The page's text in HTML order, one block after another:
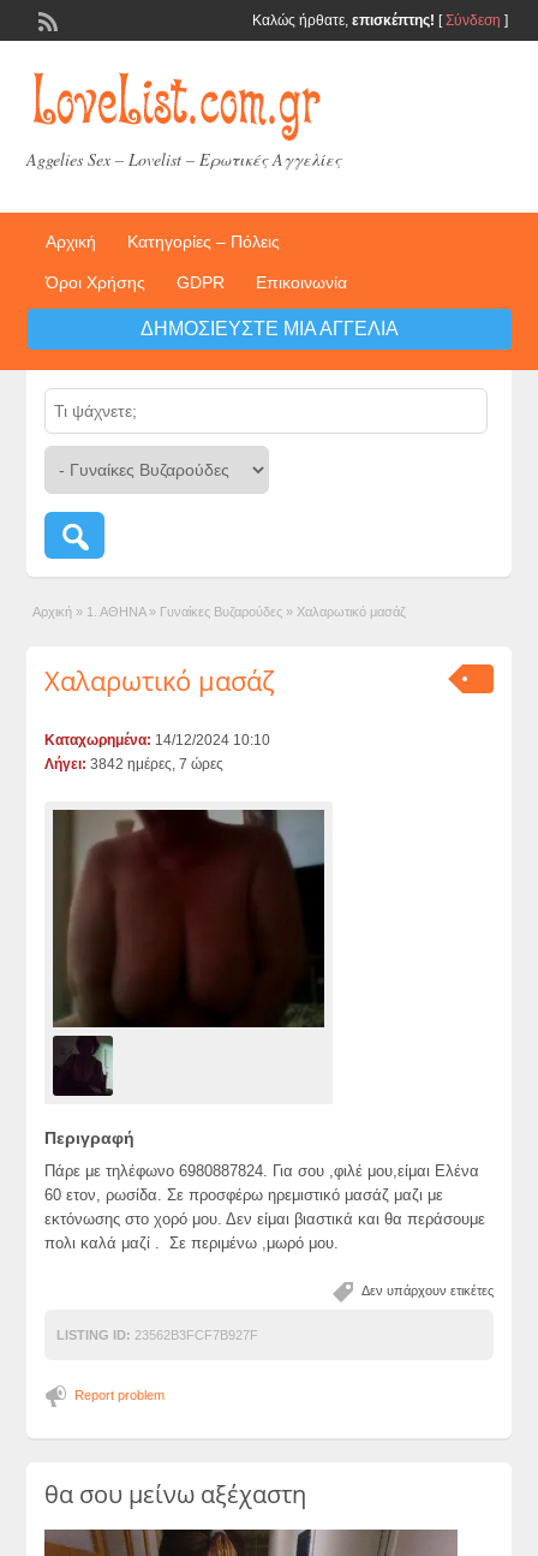
Καλώς ήρθατε, επισκέπτης! [Σύνδεση ]
Aggelies Sex – Lovelist – Ερωτικές Αγγελίες
Αρχική Κατηγορίες – Πόλεις
Όροι Χρήσης GDPR Επικοινωνία
ΔΗΜΟΣΙΕΎΣΤΕ ΜΙΑ ΑΓΓΕΛΊΑ
Αρχική » 1. ΑΘΗΝΑ » Γυναίκες Βυζαρούδες » Χαλαρωτικό μασάζ
Χαλαρωτικό μασάζ
Καταχωρημένα: 14/12/2024 10:10
Λήγει: 3842 ημέρες, 7 ώρες
Περιγραφή
Πάρε με τηλέφωνο 6980887824. Για σου ,φιλέ μου,είμαι Ελένα
60 ετον, ρωσίδα. Σε προσφέρω ηρεμιστικό μασάζ μαζι με
εκτόνωσης στο χορό μου. Δεν είμαι βιαστικά και θα περάσουμε
πολι καλά μαζί . Σε περιμένω ,μωρό μου.
Δεν υπάρχουν ετικέτες
LISTING ID: 23562B3FCF7B927F
Report problem
θα σου μείνω αξέχαστη